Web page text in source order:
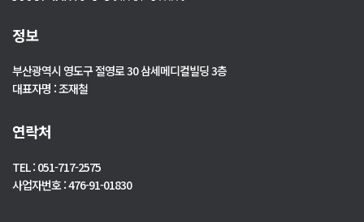
정보
부산광역시 영도구 절영로 30 삼세메디컬빌딩 3층
대표자명 : 조재철
연락처
TEL : 051-717-2575
사업자번호 : 476-91-01830